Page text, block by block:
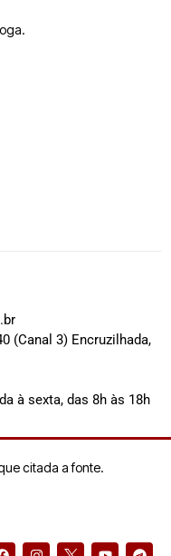
(Canal 3) Encruzilhada,
à sexta, das 8h às 18h
citada a fonte.